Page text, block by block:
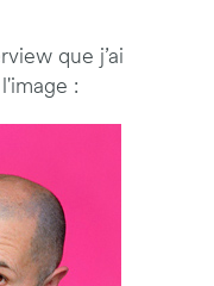
que j’ai
: